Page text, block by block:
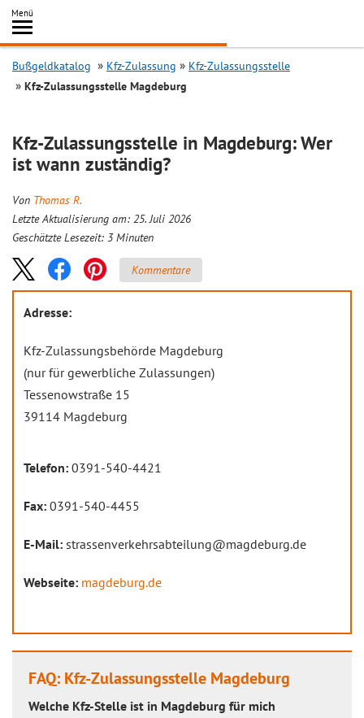
Inhalt
springen
Menü
Search
Bußgeldkatalog Kfz-Zulassung
Kfz-Zulassungsstelle
Kfz-Zulassungsstelle Magdeburg
Kfz-Zulassungsstelle in Magdeburg: Wer
ist wann zuständig?
Von Thomas R.
Letzte Aktualisierung am: 25. Juli 2026
Geschätzte Lesezeit: 3 Minuten
Kommentare
Adresse:
Kfz-Zulassungsbehörde Magdeburg
(nur für gewerbliche Zulassungen)
Tessenowstraße 15
39114 Magdeburg
Telefon: 0391-540-4421
Fax: 0391-540-4455
E-Mail: strassenverkehrsabteilung@magdeburg.de
Webseite: magdeburg.de
FAQ: Kfz-Zulassungsstelle Magdeburg
Welche Kfz-Stelle ist in Magdeburg für mich